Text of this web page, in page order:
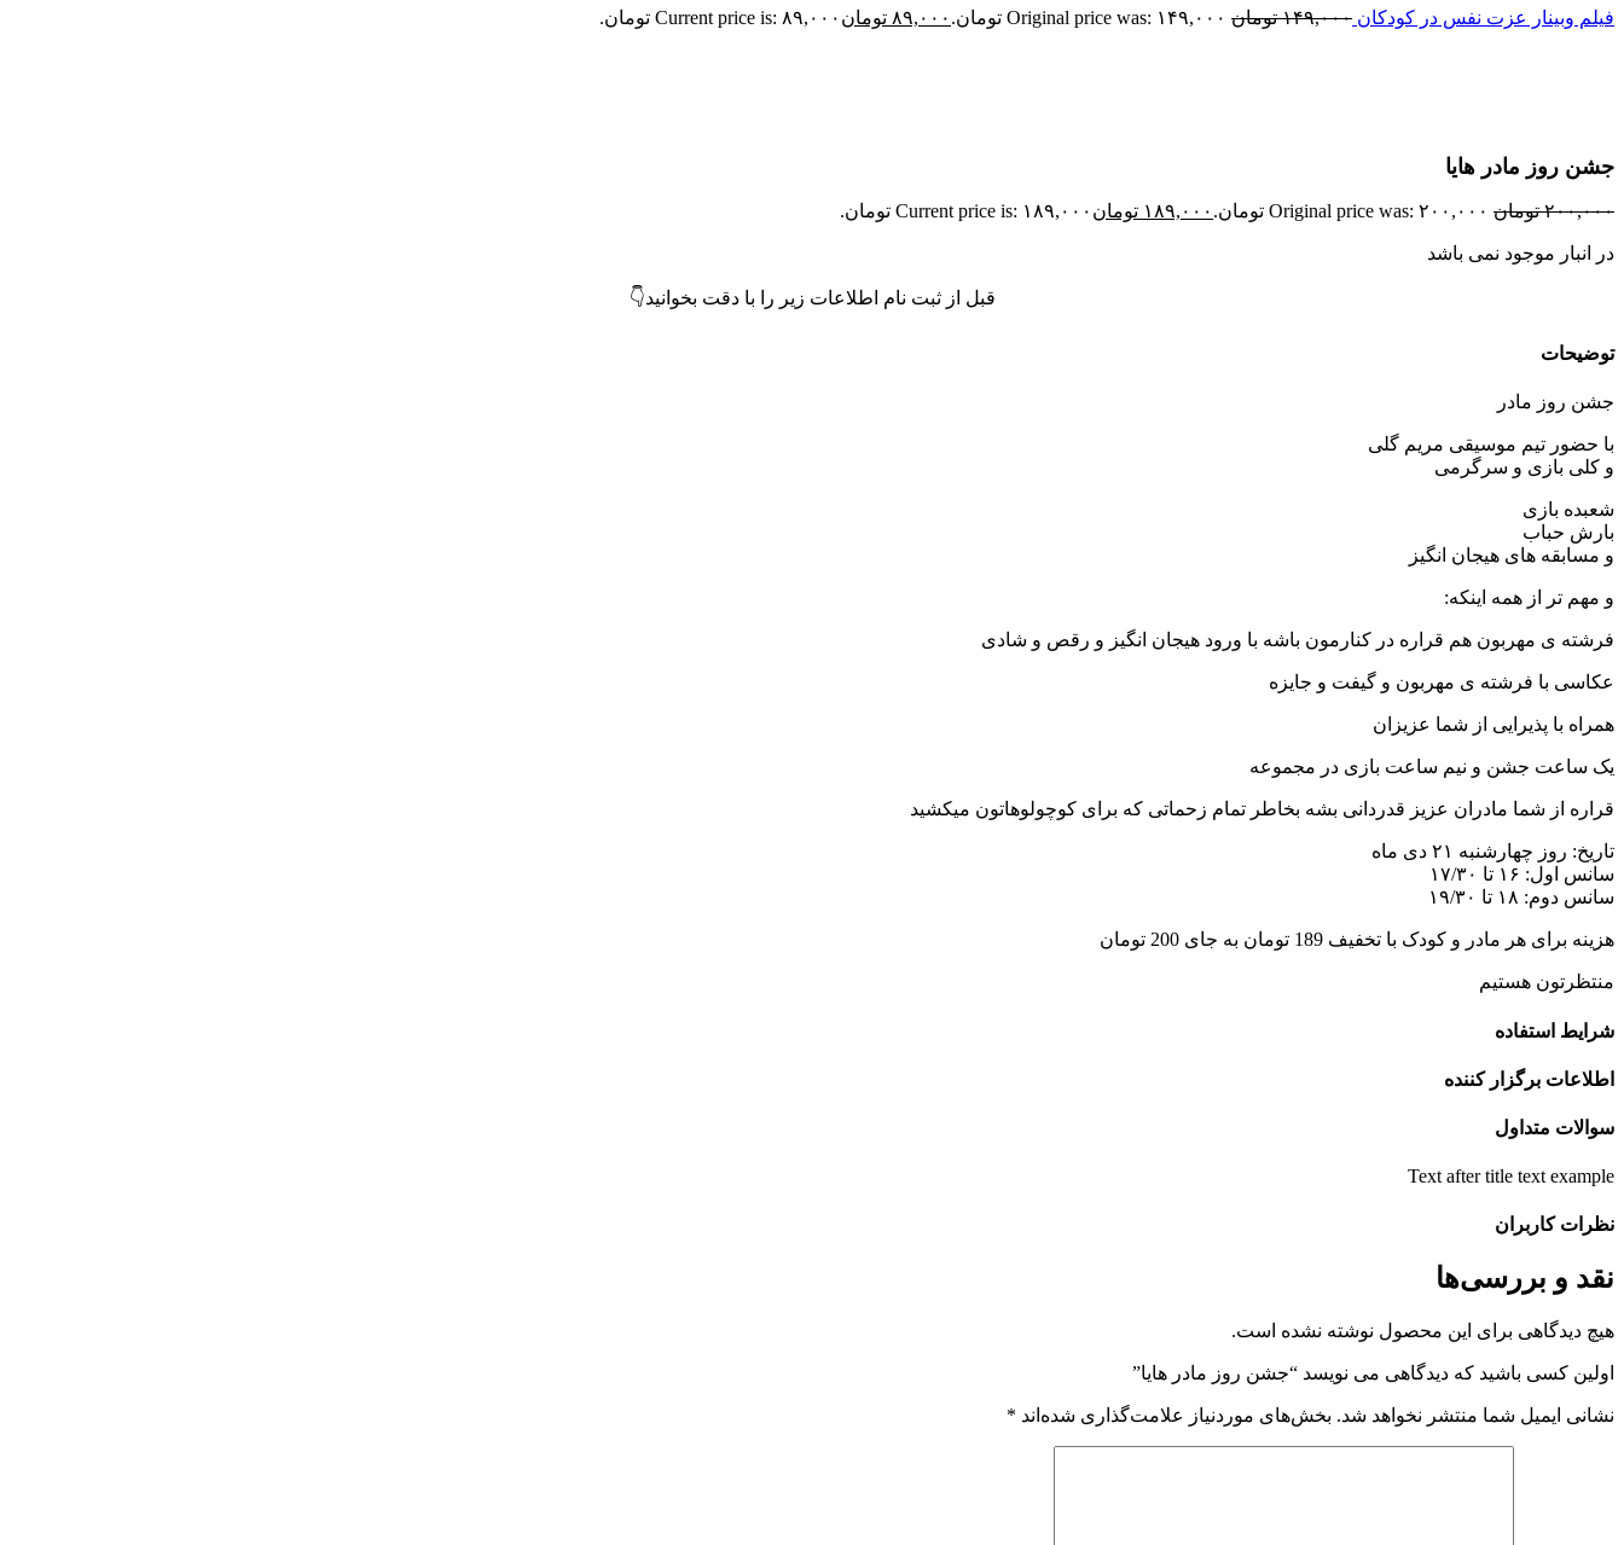
فیلم وبینار عزت نفس در کودکان ۱۴۹,۰۰۰ تومان Original price was: ۱۴۹,۰۰۰ تومان. ۸۹,۰۰۰ تومان Current price is: ۸۹,۰۰۰ تومان.
جشن روز مادر هایا
۲۰۰,۰۰۰ تومان Original price was: ۲۰۰,۰۰۰ تومان. ۱۸۹,۰۰۰ تومان Current price is: ۱۸۹,۰۰۰ تومان.
در انبار موجود نمی باشد
قبل از ثبت نام اطلاعات زیر را با دقت بخوانید👇
توضیحات
جشن روز مادر
با حضور تیم موسیقی مریم گلی
و کلی بازی و سرگرمی
شعبده بازی
بارش حباب
و مسابقه های هیجان انگیز
و مهم تر از همه اینکه:
فرشته ی مهربون هم قراره در کنارمون باشه با ورود هیجان انگیز و رقص و شادی
عکاسی با فرشته ی مهربون و گیفت و جایزه
همراه با پذیرایی از شما عزیزان
یک ساعت جشن و نیم ساعت بازی در مجموعه
قراره از شما مادران عزیز قدردانی بشه بخاطر تمام زحماتی که برای کوچولوهاتون میکشید
تاریخ: روز چهارشنبه ۲۱ دی ماه
سانس اول: ۱۶ تا ۱۷/۳۰
سانس دوم: ۱۸ تا ۱۹/۳۰
هزینه برای هر مادر و کودک با تخفیف 189 تومان به جای 200 تومان
منتظرتون هستیم
شرایط استفاده
اطلاعات برگزار کننده
سوالات متداول
Text after title text example
نظرات کاربران
نقد و بررسی‌ها
هیچ دیدگاهی برای این محصول نوشته نشده است.
اولین کسی باشید که دیدگاهی می نویسد “جشن روز مادر هایا”
نشانی ایمیل شما منتشر نخواهد شد. بخش‌های موردنیاز علامت‌گذاری شده‌اند *